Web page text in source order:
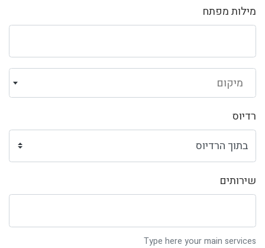
מילות מפתח
מיקום
רדיוס
שירותים
Type here your main services